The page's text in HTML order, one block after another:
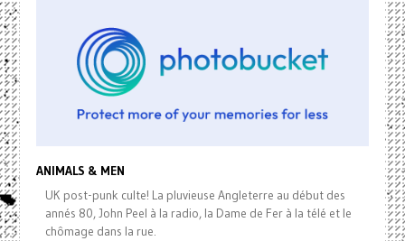
ANIMALS & MEN
UK post-punk culte! La pluvieuse Angleterre au début des
annés 80, John Peel à la radio, la Dame de Fer à la télé et le
chômage dans la rue.